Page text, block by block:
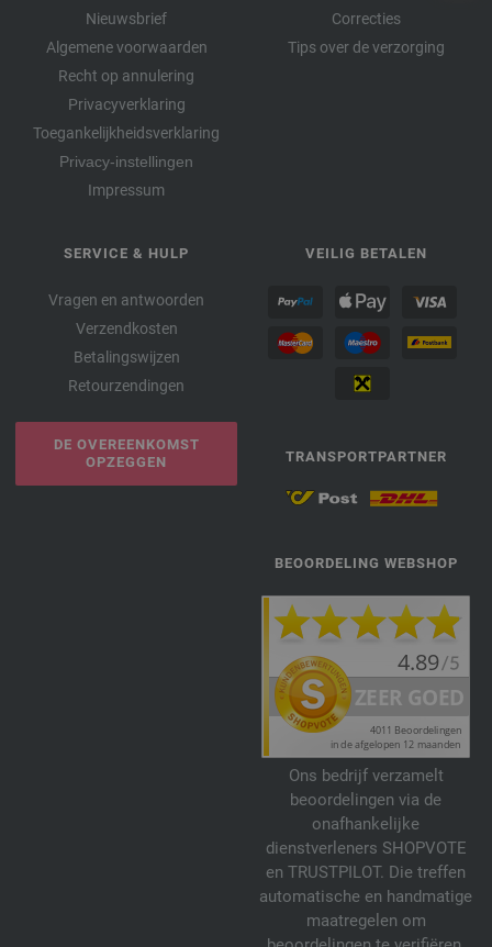
Nieuwsbrief
Algemene voorwaarden
Recht op annulering
Privacyverklaring
Toegankelijkheidsverklaring
Privacy-instellingen
Impressum
Correcties
Tips over de verzorging
SERVICE & HULP
Vragen en antwoorden
Verzendkosten
Betalingswijzen
Retourzendingen
DE OVEREENKOMST
OPZEGGEN
VEILIG BETALEN
TRANSPORTPARTNER
BEOORDELING WEBSHOP
Ons bedrijf verzamelt
beoordelingen via de
onafhankelijke
dienstverleners SHOPVOTE
en TRUSTPILOT. Die treffen
automatische en handmatige
maatregelen om